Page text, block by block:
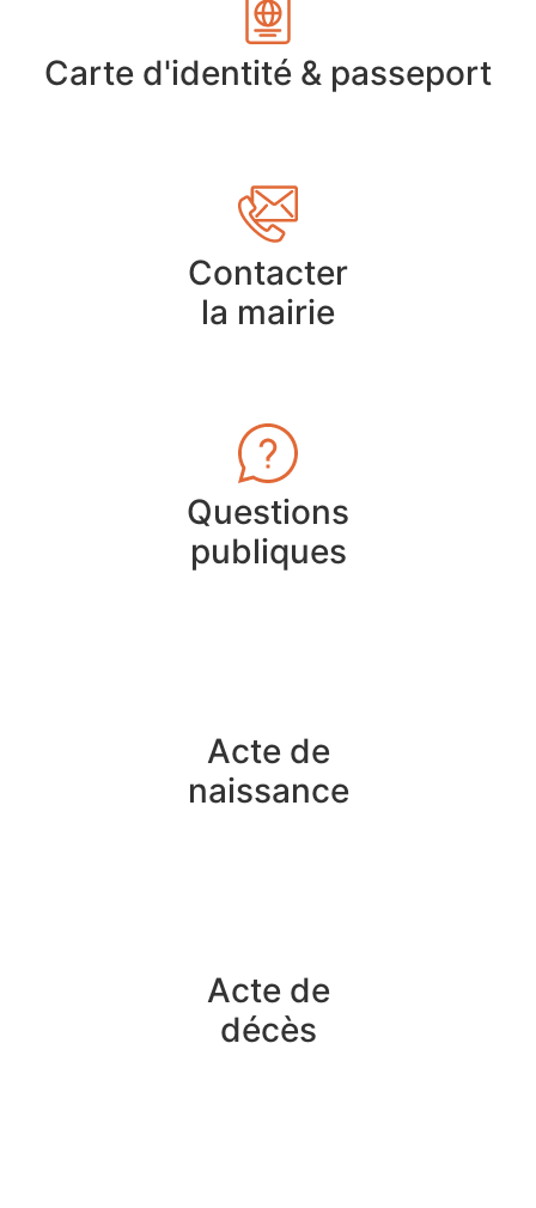
Carte d'identité & passeport
Contacter
la mairie
Questions
publiques
Acte de
naissance
Acte de
décès